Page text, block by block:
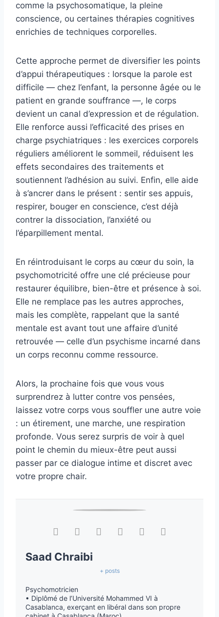
comme la psychosomatique, la pleine
conscience, ou certaines thérapies cognitives
enrichies de techniques corporelles.
Cette approche permet de diversifier les points
d’appui thérapeutiques : lorsque la parole est
difficile — chez l’enfant, la personne âgée ou le
patient en grande souffrance —, le corps
devient un canal d’expression et de régulation.
Elle renforce aussi l’efficacité des prises en
charge psychiatriques : les exercices corporels
réguliers améliorent le sommeil, réduisent les
effets secondaires des traitements et
soutiennent l’adhésion au suivi. Enfin, elle aide
à s’ancrer dans le présent : sentir ses appuis,
respirer, bouger en conscience, c’est déjà
contrer la dissociation, l’anxiété ou
l’éparpillement mental.
En réintroduisant le corps au cœur du soin, la
psychomotricité offre une clé précieuse pour
restaurer équilibre, bien-être et présence à soi.
Elle ne remplace pas les autres approches,
mais les complète, rappelant que la santé
mentale est avant tout une affaire d’unité
retrouvée — celle d’un psychisme incarné dans
un corps reconnu comme ressource.
Alors, la prochaine fois que vous vous
surprendrez à lutter contre vos pensées,
laissez votre corps vous souffler une autre voie
: un étirement, une marche, une respiration
profonde. Vous serez surpris de voir à quel
point le chemin du mieux-être peut aussi
passer par ce dialogue intime et discret avec
votre propre chair.
Saad Chraibi
+ posts
Psychomotricien
• Diplômé de l’Université Mohammed VI à
Casablanca, exerçant en libéral dans son propre